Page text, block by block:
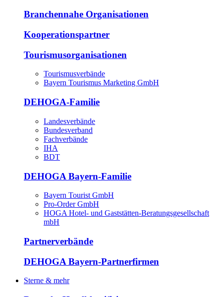
Branchennahe Organisationen
Kooperationspartner
Tourismusorganisationen
Tourismusverbände
Bayern Tourismus Marketing GmbH
DEHOGA-Familie
Landesverbände
Bundesverband
Fachverbände
IHA
BDT
DEHOGA Bayern-Familie
Bayern Tourist GmbH
Pro-Order GmbH
HOGA Hotel- und Gaststätten-Beratungsgesellschaft
mbH
Partnerverbände
DEHOGA Bayern-Partnerfirmen
Sterne & mehr